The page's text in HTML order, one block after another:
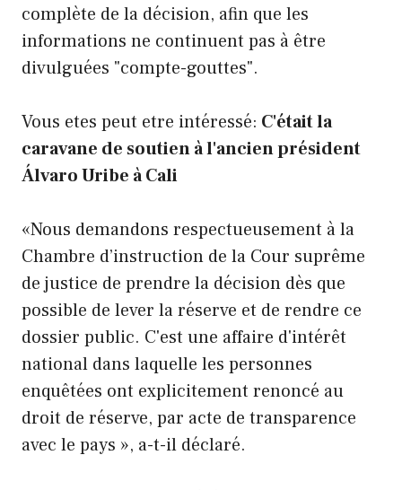
complète de la décision, afin que les
informations ne continuent pas à être
divulguées "compte-gouttes".
Vous etes peut etre intéressé: C'était la
caravane de soutien à l'ancien président
Álvaro Uribe à Cali
«Nous demandons respectueusement à la
Chambre d’instruction de la Cour suprême
de justice de prendre la décision dès que
possible de lever la réserve et de rendre ce
dossier public. C'est une affaire d'intérêt
national dans laquelle les personnes
enquêtées ont explicitement renoncé au
droit de réserve, par acte de transparence
avec le pays », a-t-il déclaré.